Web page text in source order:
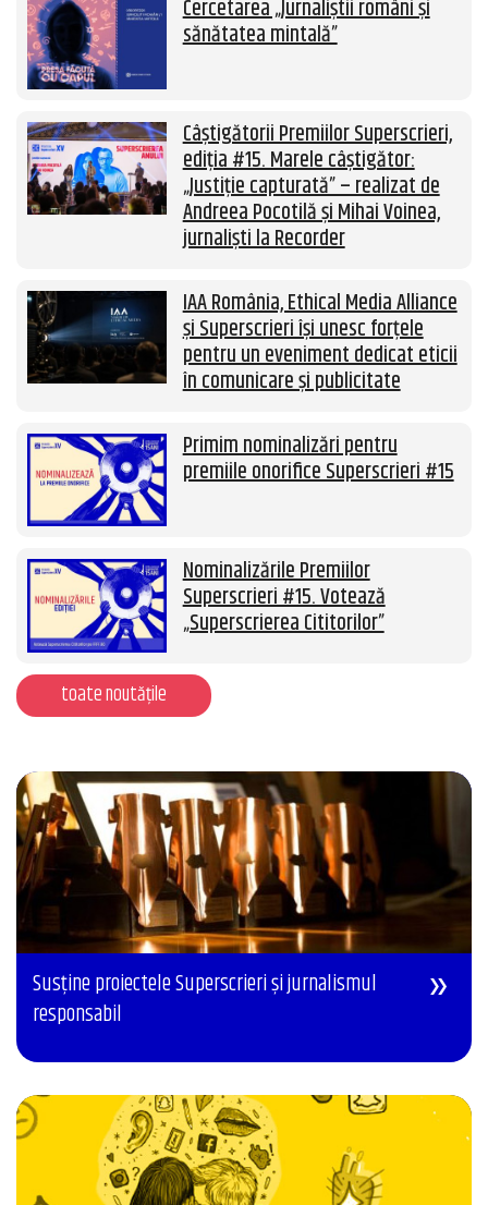
Cercetarea „Jurnaliștii români și
sănătatea mintală”
Câștigătorii Premiilor Superscrieri,
ediția #15. Marele câștigător:
„Justiție capturată” – realizat de
Andreea Pocotilă și Mihai Voinea,
jurnaliști la Recorder
IAA România, Ethical Media Alliance
și Superscrieri își unesc forțele
pentru un eveniment dedicat eticii
în comunicare și publicitate
Primim nominalizări pentru
premiile onorifice Superscrieri #15
Nominalizările Premiilor
Superscrieri #15. Votează
„Superscrierea Cititorilor”
toate noutățile
Susține proiectele Superscrieri și jurnalismul
responsabil